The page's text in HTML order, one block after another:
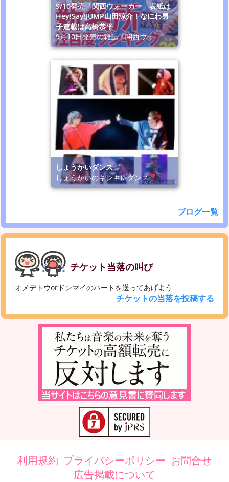
9/10発売「関西ウォーカー」表紙は
Hey!Say!JUMP山田涼介！なにわ男
子連載は高橋恭平
9月10日発売の雑誌「関西ウォ
しょうかいダンス
しょうかいのキレキレダンス
ブログ一覧
チケット当落の叫び
オメデトウorドンマイのハートを送ってあげよう
チケットの当落を投稿する
利用規約 プライバシーポリシー お問合せ
広告掲載について